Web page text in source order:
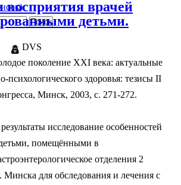
восприятия врачей
детьми.
DVS
поколение XXI века: актуальные
психологического здоровья: тезисы II
Минск, 2003, с. 271-272.
исследование особенностей
помещёнными в
отделения 2
Минска для обследования и лечения с